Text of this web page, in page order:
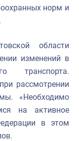
норм и
области
изменений в
транспорта.
рассмотрении
«Необходимо
на активное
в этом